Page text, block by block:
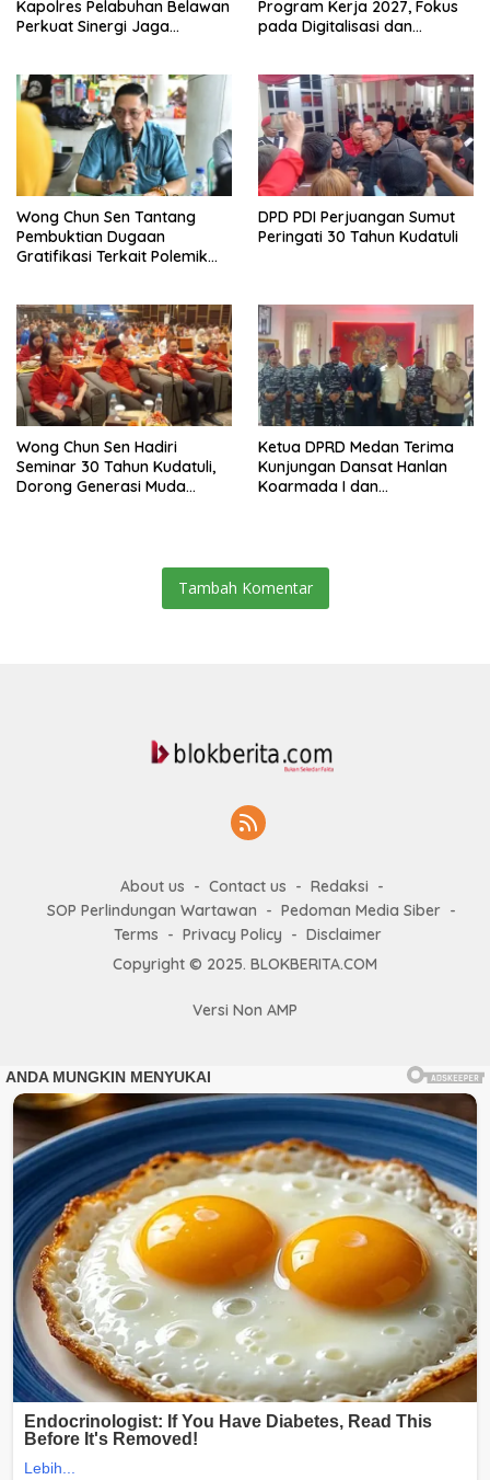
Kapolres Pelabuhan Belawan
Perkuat Sinergi Jaga
Belawan
Program Kerja 2027, Fokus
pada Digitalisasi dan
Wong Chun Sen Tantang
Pembuktian Dugaan
Gratifikasi Terkait Polemik
DPD PDI Perjuangan Sumut
Peringati 30 Tahun Kudatuli
Wong Chun Sen Hadiri
Seminar 30 Tahun Kudatuli,
Dorong Generasi Muda
Ketua DPRD Medan Terima
Kunjungan Dansat Hanlan
Koarmada I dan
Tambah Komentar
About us Contact us
Redaksi
SOP Perlindungan Wartawan
Pedoman Media Siber
Terms
Privacy Policy
Disclaimer
Copyright © 2025. BLOKBERITA.COM
Versi Non AMP